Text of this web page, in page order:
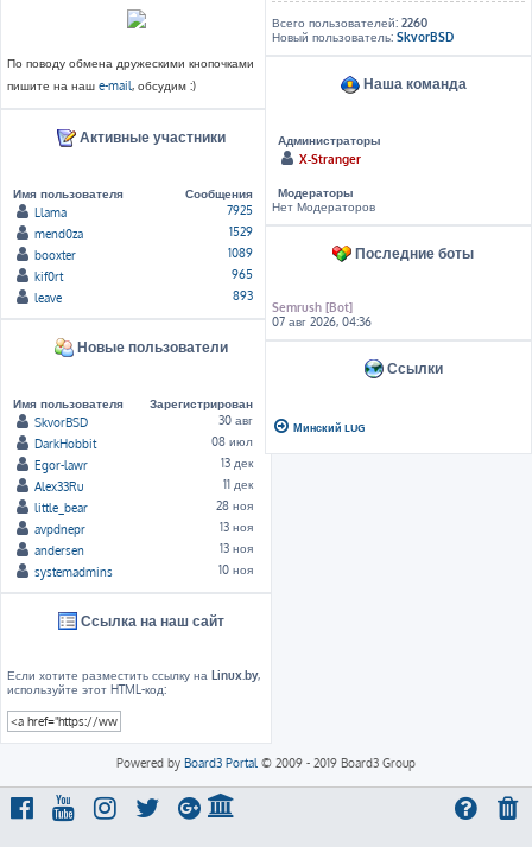
По поводу обмена дружескими кнопочками
пишите на наш e-mail, обсудим :)
Активные участники
Имя пользователя
Сообщения
Llama
7925
mend0za
1529
booxter
1089
kif0rt
965
leave
893
Новые пользователи
Имя пользователя
Зарегистрирован
SkvorBSD
30 авг
DarkHobbit
08 июл
Egor-lawr
13 дек
Alex33Ru
11 дек
little_bear
28 ноя
avpdnepr
13 ноя
andersen
13 ноя
systemadmins
10 ноя
Ссылка на наш сайт
Если хотите разместить ссылку на Linux.by,
используйте этот HTML-код:
Всего пользователей:2260
Новый пользователь:SkvorBSD
Наша команда
Администраторы
X-Stranger
Модераторы
Нет Модераторов
Последние боты
Semrush [Bot]
07 авг 2026, 04:36
Ссылки
Минский LUG
Powered by Board3 Portal © 2009 - 2019 Board3 Group